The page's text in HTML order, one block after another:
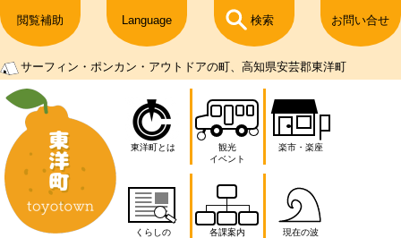
閲覧補助 Language 検索 お問い合せ
サーフィン・ポンカン・アウトドアの町、高知県安芸郡東洋町
東洋町とは
観光
イベント
楽市・楽座
くらしの
各課案内 現在の波